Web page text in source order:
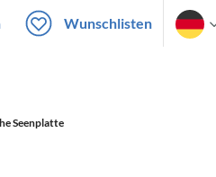
Wunschlisten
Seenplatte